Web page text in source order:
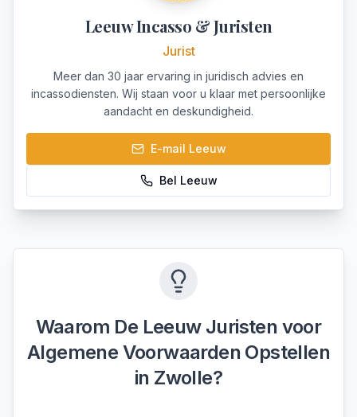
Leeuw Incasso & Juristen
Jurist
Meer dan 30 jaar ervaring in juridisch advies en
incassodiensten. Wij staan voor u klaar met persoonlijke
aandacht en deskundigheid.
E-mail Leeuw
Bel Leeuw
Waarom De Leeuw Juristen voor
Algemene Voorwaarden Opstellen
in Zwolle?